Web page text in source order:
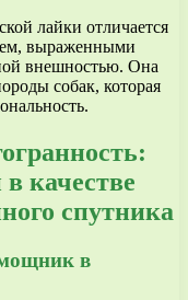
лайки отличается
выраженными
внешностью. Она
собак, которая
качестве
спутника
в